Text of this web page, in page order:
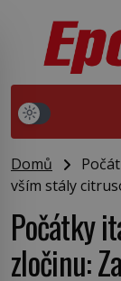
Domů
vším stály
Počátky
zločinu: